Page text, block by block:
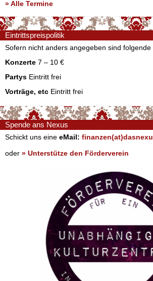
» Alle Termine
Eintrittspreispolitik
Sofern nicht anders angegeben sind
Konzerte 7 – 10 €
Partys Eintritt frei
Vorträge, etc Eintritt frei
Spende ans Nexus
Schickt uns eine eMail:
oder » Unterstütze den Förderverein